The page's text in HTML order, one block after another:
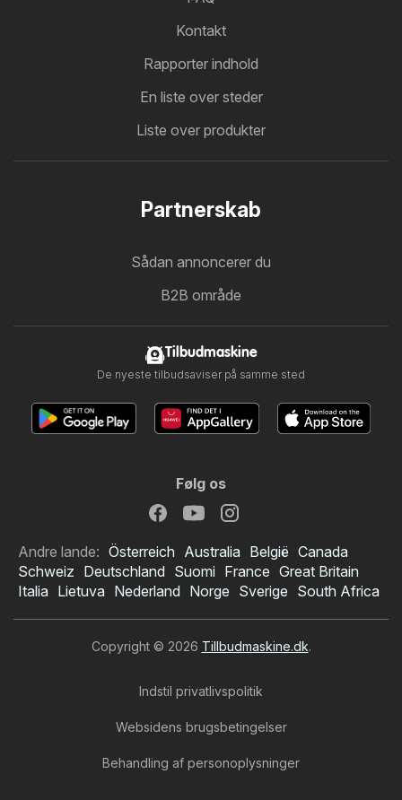
Netto tilbudsavis
Kontakt
Rapporter indhold
En liste over steder
Liste over produkter
Partnerskab
Sådan annoncerer du
B2B område
Tilbudmaskine
De nyeste tilbudsaviser på samme sted
Følg os
Andre lande: Österreich Australia België Canada
Schweiz Deutschland Suomi France Great Britain
Italia Lietuva Nederland Norge Sverige South Africa
Copyright © 2026 Tillbudmaskine.dk.
Indstil privatlivspolitik
Websidens brugsbetingelser
Behandling af personoplysninger